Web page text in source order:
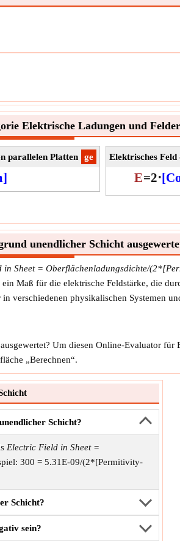
Elektrische Ladungen und Felder
​ge
parallelen Platten Elektrisches
E=2⋅
unendlicher Schicht
in Sheet = Oberflächenladungsdichte/
Maß für die elektrische Feldstärke, die
verschiedenen physikalischen Systemen
Um diesen Online-Evaluator
„Berechnen“.
Schicht?
Electric Field in Sheet =
300 = 5.31E-09/(2*[Permitivity-
Schicht?
sein?